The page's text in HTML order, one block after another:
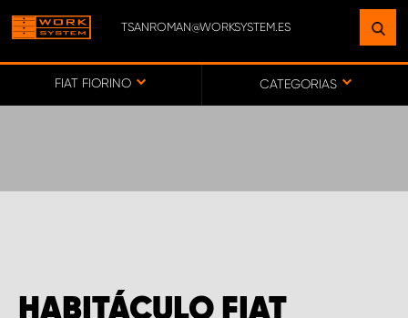
TSANROMAN@WORKSYSTEM.ES
FIAT FIORINO CATEGORIAS
HABITÁCULO FIAT
ENCUENTRE UNA INSTALACIÓN
CERCA DE USTED